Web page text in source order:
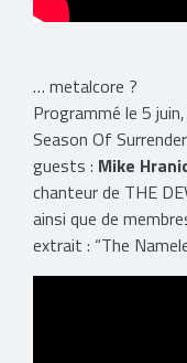
​… metalcore ?
Programmé le 5
Season Of
guests : Mike
chanteur de THE
ainsi que de
extrait : “The